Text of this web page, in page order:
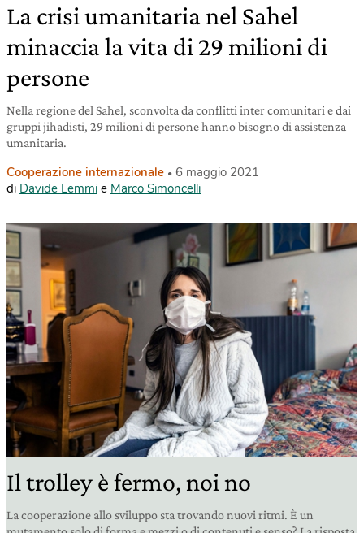
La crisi umanitaria nel Sahel
minaccia la vita di 29 milioni di
persone
Nella regione del Sahel, sconvolta da conflitti inter comunitari e dai
gruppi jihadisti, 29 milioni di persone hanno bisogno di assistenza
umanitaria.
Cooperazione internazionale
6 maggio 2021
di Davide Lemmi e Marco Simoncelli
Il trolley è fermo, noi no
La cooperazione allo sviluppo sta trovando nuovi ritmi. È un